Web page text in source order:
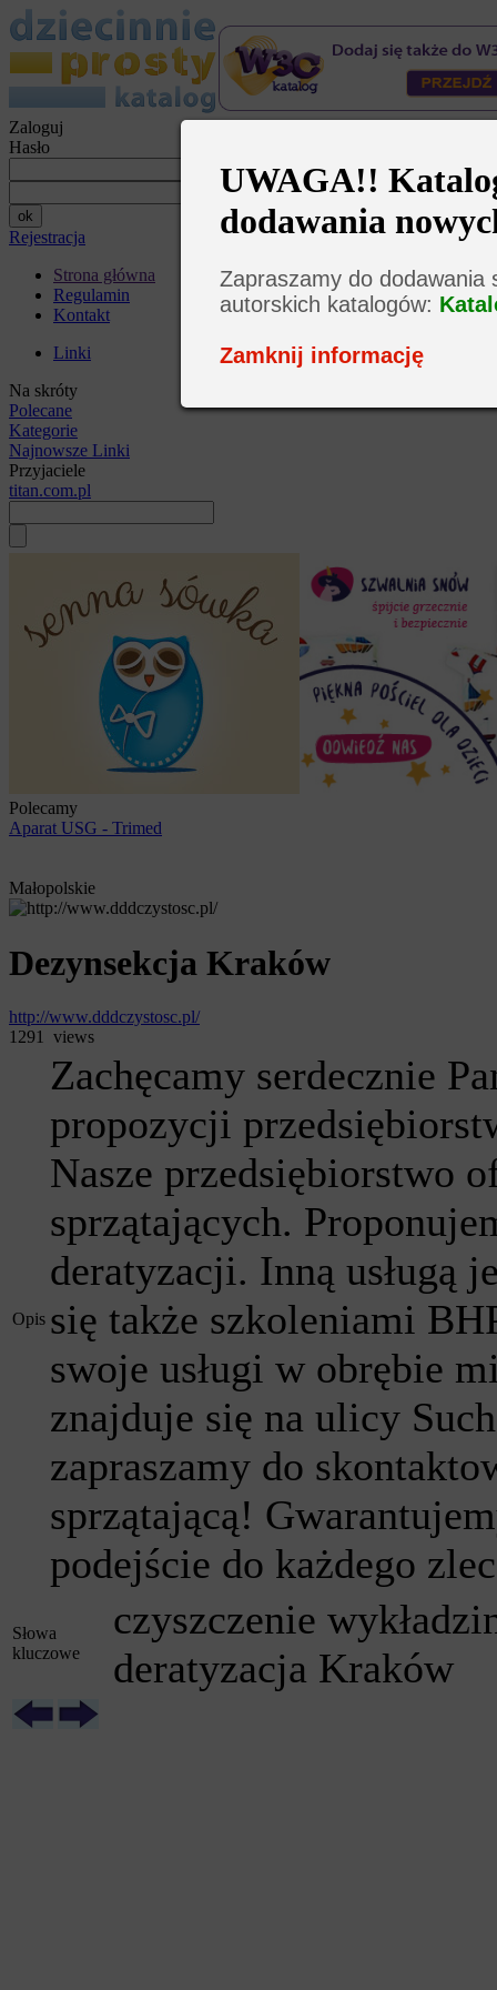
UWAGA!!
dodawania
Zapraszamy do dodawania
autorskich katalogów:
Zamknij informację
Zaloguj
Hasło
Rejestracja
Strona główna
Regulamin
Kontakt
Linki
Na skróty
Polecane
Kategorie
Najnowsze Linki
Przyjaciele
titan.com.pl
Polecamy
Aparat USG - Trimed
Małopolskie
Dezynsekcja Kraków
http://www.dddczystosc.pl/
1291 views
Opis
Zachęcamy serdecznie
propozycji
Nasze przedsiębiorstwo
sprzątających.
deratyzacji. Inną usługą
się także szkoleniami
swoje usługi w obrębie
znajduje się na ulicy
zapraszamy do
sprzątającą!
podejście do każdego
Słowa
kluczowe
czyszczenie
deratyzacja Kraków